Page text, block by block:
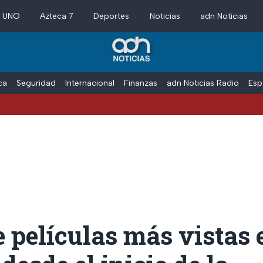
Azteca 7 Deportes Noticias adn Noticias
Seguridad Internacional Finanzas adn Noticias Radio
películas más vistas